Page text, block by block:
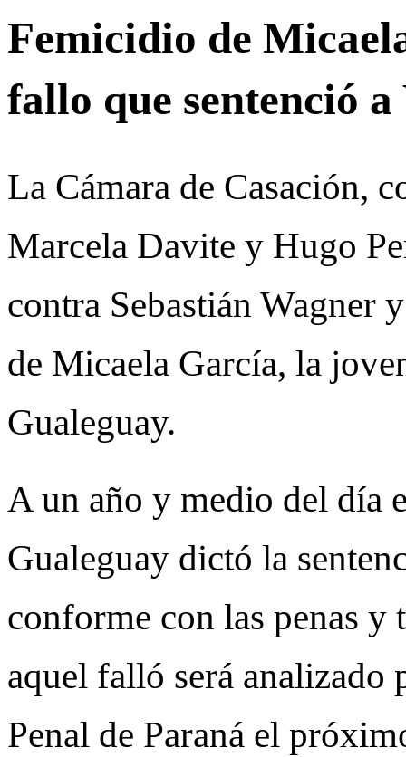
Femicidio de
fallo que sentenció
La Cámara de Casación,
Marcela Davite y Hugo
contra Sebastián Wagner
de Micaela García, la
Gualeguay.
A un año y medio del día
Gualeguay dictó la
conforme con las penas y
aquel falló será analizado
Penal de Paraná el